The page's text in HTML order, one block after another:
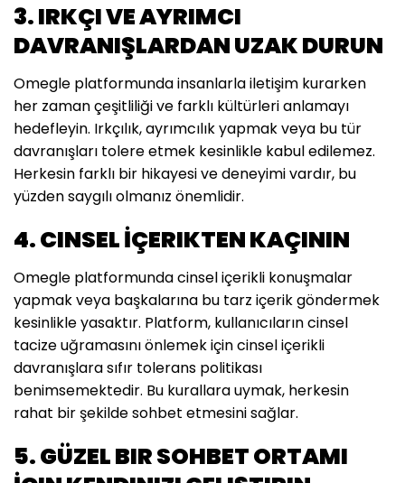
3. IRKÇI VE AYRIMCI
DAVRANIŞLARDAN UZAK DURUN
Omegle platformunda insanlarla iletişim kurarken
her zaman çeşitliliği ve farklı kültürleri anlamayı
hedefleyin. Irkçılık, ayrımcılık yapmak veya bu tür
davranışları tolere etmek kesinlikle kabul edilemez.
Herkesin farklı bir hikayesi ve deneyimi vardır, bu
yüzden saygılı olmanız önemlidir.
4. CINSEL İÇERIKTEN KAÇININ
Omegle platformunda cinsel içerikli konuşmalar
yapmak veya başkalarına bu tarz içerik göndermek
kesinlikle yasaktır. Platform, kullanıcıların cinsel
tacize uğramasını önlemek için cinsel içerikli
davranışlara sıfır tolerans politikası
benimsemektedir. Bu kurallara uymak, herkesin
rahat bir şekilde sohbet etmesini sağlar.
5. GÜZEL BIR SOHBET ORTAMI